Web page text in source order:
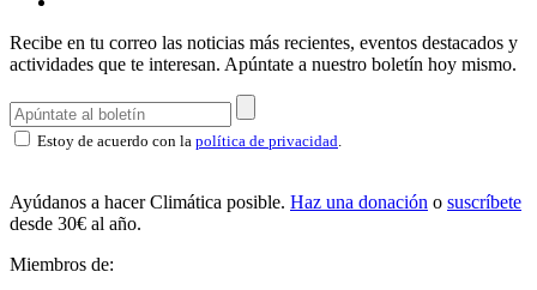
Recibe en tu correo las noticias más recientes, eventos destacados y
actividades que te interesan. Apúntate a nuestro boletín hoy mismo.
Estoy de acuerdo con la política de privacidad
Ayúdanos a hacer Climática posible. Haz una donación o suscríbete
desde 30€ al año.
Miembros de: